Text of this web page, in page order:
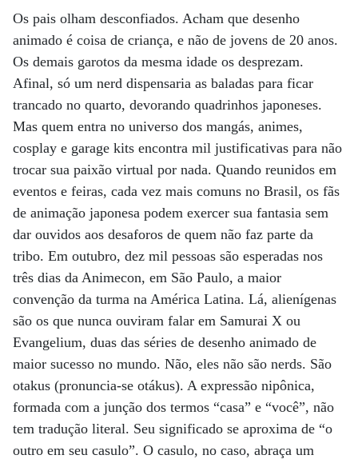
Os pais olham desconfiados. Acham que desenho
animado é coisa de criança, e não de jovens de 20 anos.
Os demais garotos da mesma idade os desprezam.
Afinal, só um nerd dispensaria as baladas para ficar
trancado no quarto, devorando quadrinhos japoneses.
Mas quem entra no universo dos mangás, animes,
cosplay e garage kits encontra mil justificativas para não
trocar sua paixão virtual por nada. Quando reunidos em
eventos e feiras, cada vez mais comuns no Brasil, os fãs
de animação japonesa podem exercer sua fantasia sem
dar ouvidos aos desaforos de quem não faz parte da
tribo. Em outubro, dez mil pessoas são esperadas nos
três dias da Animecon, em São Paulo, a maior
convenção da turma na América Latina. Lá, alienígenas
são os que nunca ouviram falar em Samurai X ou
Evangelium, duas das séries de desenho animado de
maior sucesso no mundo. Não, eles não são nerds. São
otakus (pronuncia-se otákus). A expressão nipônica,
formada com a junção dos termos “casa” e “você”, não
tem tradução literal. Seu significado se aproxima de “o
outro em seu casulo”. O casulo, no caso, abraça um